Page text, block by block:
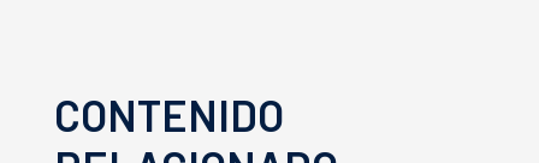
CONTENIDO